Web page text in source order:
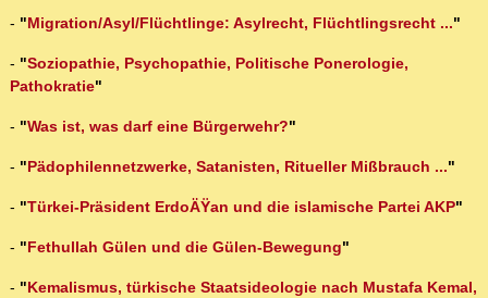
- "Migration/Asyl/Flüchtlinge: Asylrecht, Flüchtlingsrecht ..."
- "Soziopathie, Psychopathie, Politische Ponerologie,
Pathokratie"
- "Was ist, was darf eine Bürgerwehr?"
- "Pädophilennetzwerke, Satanisten, Ritueller Mißbrauch ..."
- "Türkei-Präsident ErdoÄŸan und die islamische Partei AKP"
- "Fethullah Gülen und die Gülen-Bewegung"
- "Kemalismus, türkische Staatsideologie nach Mustafa Kemal,